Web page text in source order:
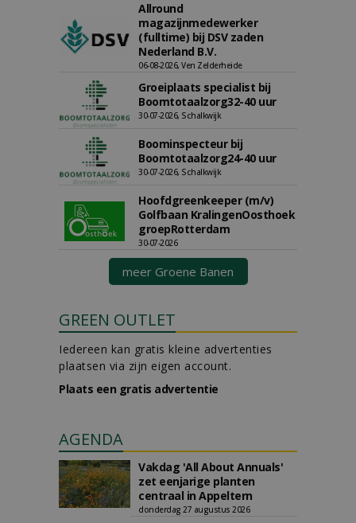
Allround
magazijnmedewerker
(fulltime) bij DSV zaden
Nederland B.V.
06-08-2026, Ven Zelderheide
Groeiplaats specialist bij
Boomtotaalzorg32-40 uur
30-07-2026, Schalkwijk
Boominspecteur bij
Boomtotaalzorg24-40 uur
30-07-2026, Schalkwijk
Hoofdgreenkeeper (m/v)
Golfbaan KralingenOosthoek
groepRotterdam
30-07-2026
meer Groene Banen
GREEN OUTLET
Iedereen kan gratis kleine advertenties
plaatsen via zijn eigen account.
Plaats een gratis advertentie
AGENDA
Vakdag 'All About Annuals'
zet eenjarige planten
centraal in Appeltern
donderdag 27 augustus 2026